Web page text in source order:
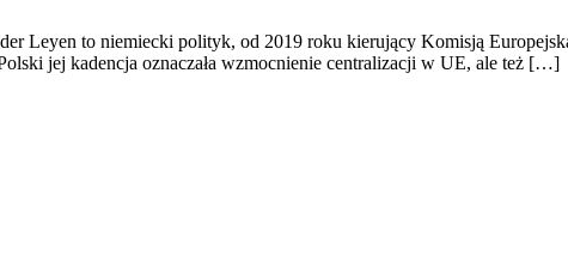
Leyen to niemiecki polityk, od 2019 roku kierujący Komisją
jej kadencja oznaczała wzmocnienie centralizacji w UE, ale też […]